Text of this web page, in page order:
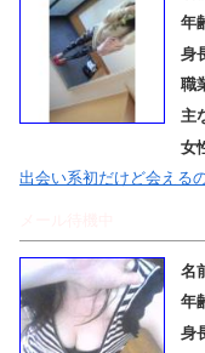
年
身
職
主
女
出会い系初だけど会える
名
年
身